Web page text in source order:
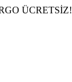
ÜCRETSİZ!